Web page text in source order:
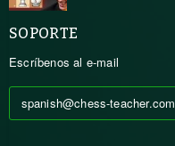
SOPORTE
Escríbenos al e-mail
spanish@chess-teacher.com